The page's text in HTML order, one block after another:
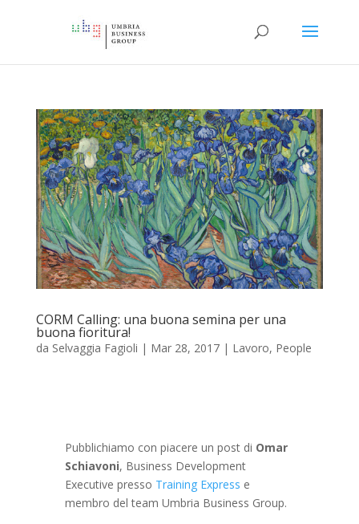
CORM Calling: una buona semina per una
buona fioritura!
da Selvaggia Fagioli | Mar 28, 2017| Lavoro, People
Pubblichiamo con piacere un post di Omar
Schiavoni, Business Development
Executive presso Training Express e
membro del team Umbria Business Group.